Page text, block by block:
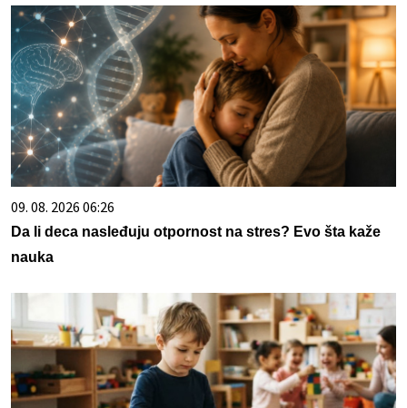
09. 08. 2026 06:26
Da li deca nasleđuju otpornost na stres? Evo šta kaže
nauka